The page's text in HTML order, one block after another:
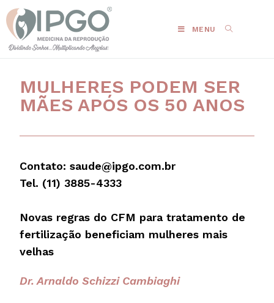
MENU
MULHERES PODEM SER
MÃES APÓS OS 50 ANOS
Contato: saude@ipgo.com.br
Tel. (11) 3885-4333
Novas regras do CFM para tratamento de
fertilização beneficiam mulheres mais
velhas
Dr. Arnaldo Schizzi Cambiaghi